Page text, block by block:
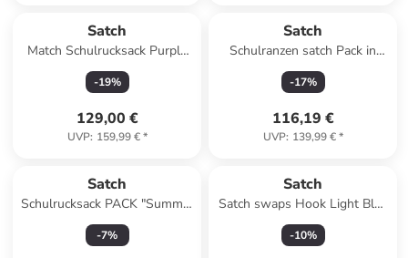
Satch
Match Schulrucksack Purple
Phantom in schwarz
-19%
129,00 €
UVP: 159,99 €*
Satch
Schulranzen satch Pack in
Seismic Pink
-17%
116,19 €
UVP: 139,99 €*
Satch
Schulrucksack PACK "Summer
Era" in Blau
-7%
Satch
Satch swaps Hook Light Blue
NEW
-10%